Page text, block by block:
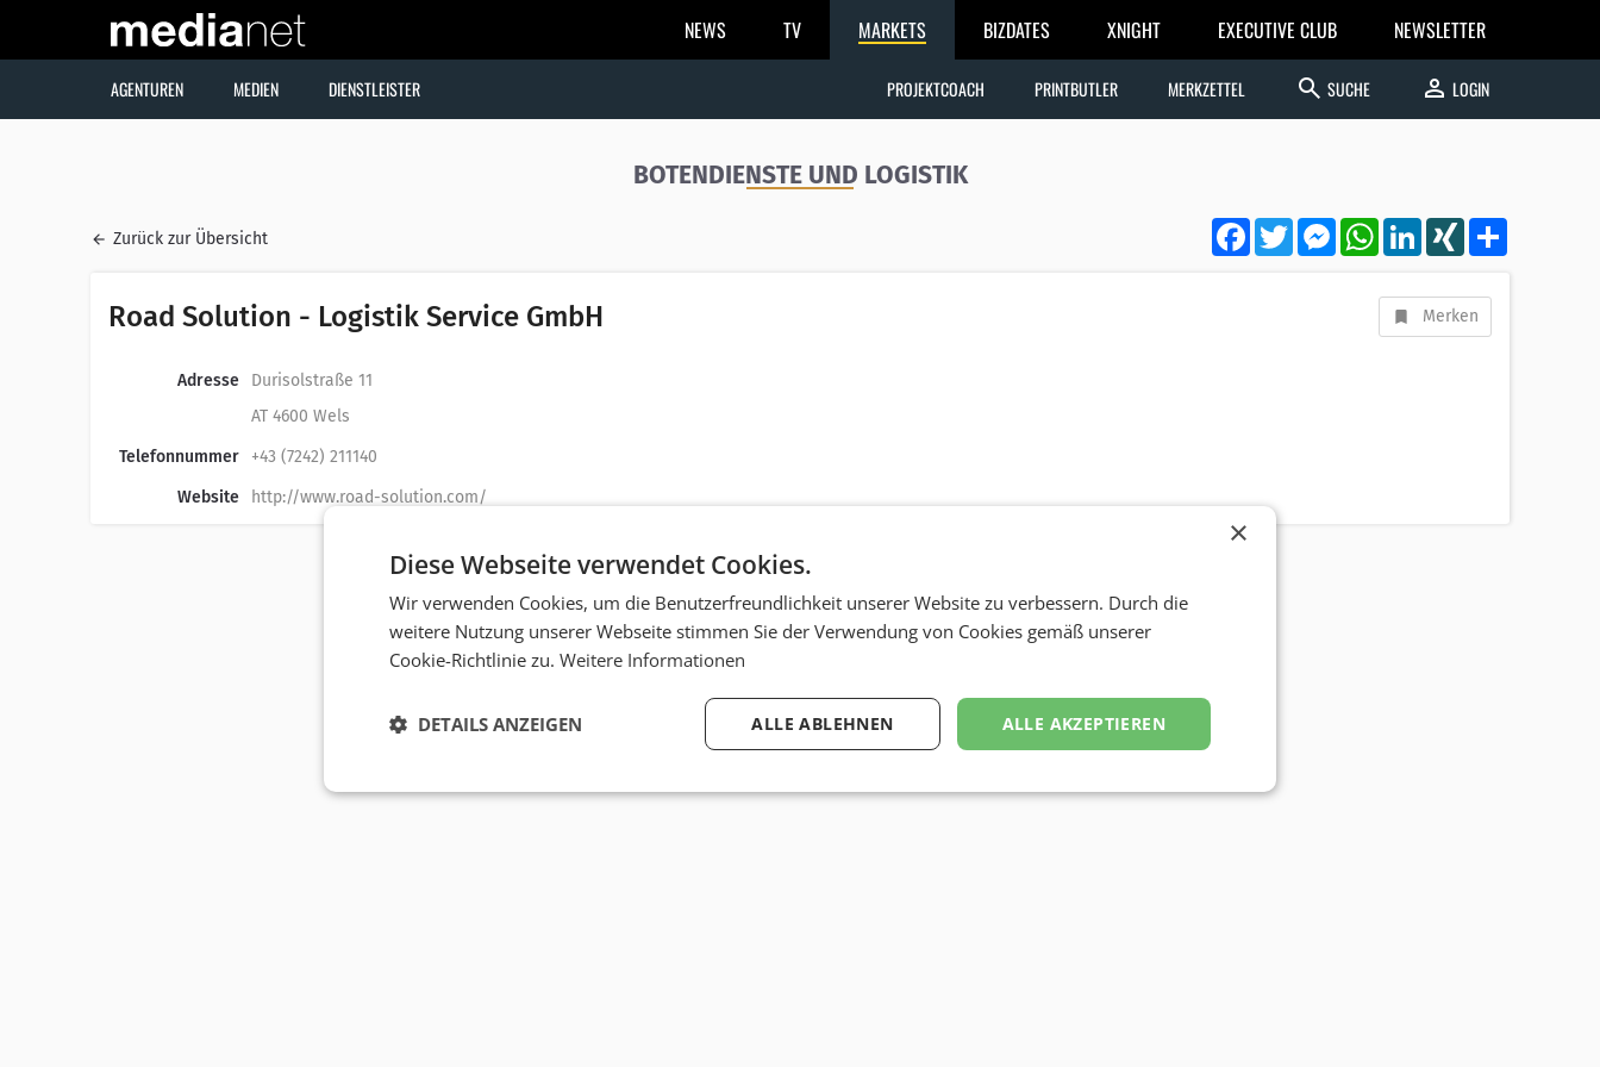
NEWS TV MARKETS BIZDATES XNIGHT EXECUTIVE CLUB NEWSLETTER
AGENTUREN MEDIEN DIENSTLEISTER PROJEKTCOACH PRINTBUTLER MERKZETTEL search SUCHE person LOGIN
BOTENDIENSTE UND LOGISTIK
Zurück zur Übersicht
FacebookTwitterMessengerWhatsApp
LinkedInXING
Road Solution - Logistik Service GmbH Merken
Adresse
Durisolstraße 11
AT 4600 Wels
Telefonnummer
+43 (7242) 211140
Website
http://www.road-solution.com/
×
Diese Webseite verwendet Cookies.
Wir verwenden Cookies, um die Benutzerfreundlichkeit unserer Website zu verbessern. Durch die
weitere Nutzung unserer Webseite stimmen Sie der Verwendung von Cookies gemäß unserer
Cookie-Richtlinie zu. Weitere Informationen
ALLE AKZEPTIEREN
ALLE ABLEHNEN
DETAILS ANZEIGEN